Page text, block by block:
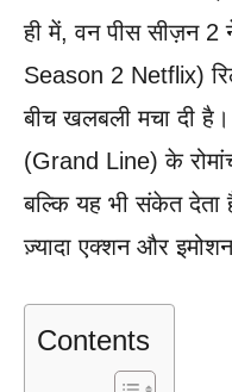
ही में, वन पीस सीज़न
Season 2 Netflix)
बीच खलबली मचा दी
(Grand Line) के
बल्कि यह भी संकेत
ज़्यादा एक्शन और
Contents